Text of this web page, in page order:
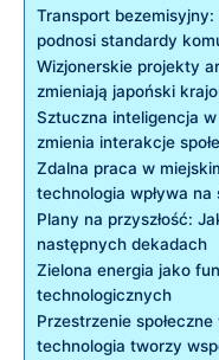
Transport
podnosi standardy
Wizjonerskie projekty
zmieniają japoński
Sztuczna inteligencja
zmienia interakcje
Zdalna praca w
technologia wpływa na
Plany na przyszłość:
następnych dekadach
Zielona energia jako
technologicznych
Przestrzenie
technologia tworzy